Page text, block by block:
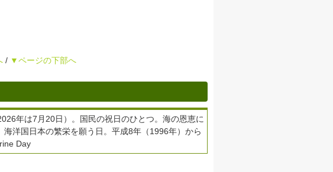
/ ▼ページの下部へ
年は7月20日）。国民の祝日のひとつ。海の恩恵に
海洋国日本の繁栄を願う日。平成8年（1996年）から
Day